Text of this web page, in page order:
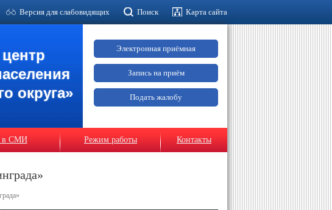
Версия для слабовидящих Поиск Карта сайта
округа»
Электронная приёмная
Запись на приём
Подать жалобу
в СМИ Режим работы Контакты